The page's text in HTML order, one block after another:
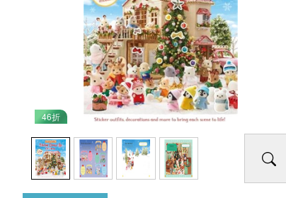
46折